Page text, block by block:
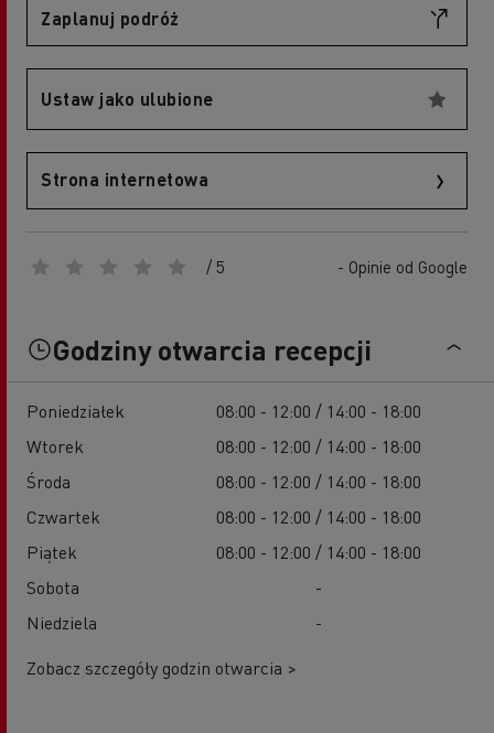
Zaplanuj podróż
Ustaw jako ulubione
Strona internetowa
/ 5 - Opinie od Google
Godziny otwarcia recepcji
Poniedziałek
08:00 - 12:00 / 14:00 - 18:00
Wtorek
08:00 - 12:00 / 14:00 - 18:00
Środa
08:00 - 12:00 / 14:00 - 18:00
Czwartek
08:00 - 12:00 / 14:00 - 18:00
Piątek
08:00 - 12:00 / 14:00 - 18:00
Sobota
-
Niedziela
-
Zobacz szczegóły godzin otwarcia >